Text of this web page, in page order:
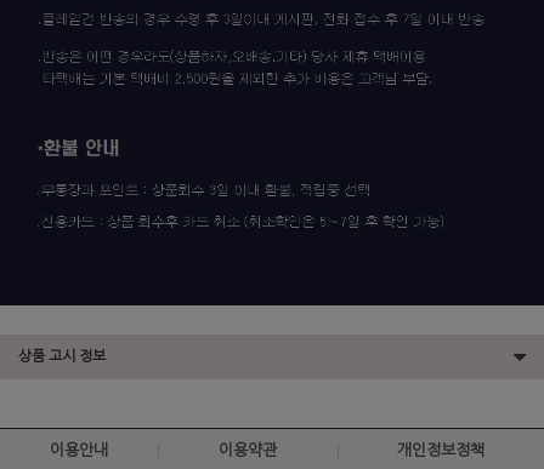
상품 고시 정보
이용안내 이용약관 개인정보정책